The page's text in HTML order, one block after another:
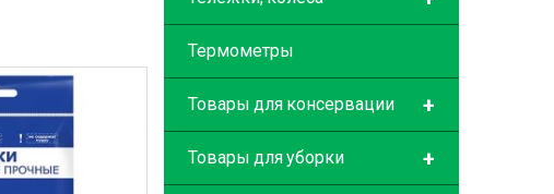
Термометры
+
Товары для консервации
+
Товары для уборки